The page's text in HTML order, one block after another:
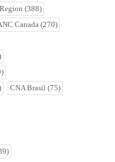
(388)
Canada (270)
CNA Brasil (75)